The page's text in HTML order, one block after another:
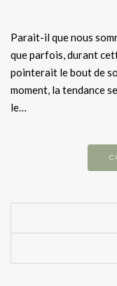
Parait-il que nous
que parfois, durant
pointerait le bout de
moment, la tendance
le…